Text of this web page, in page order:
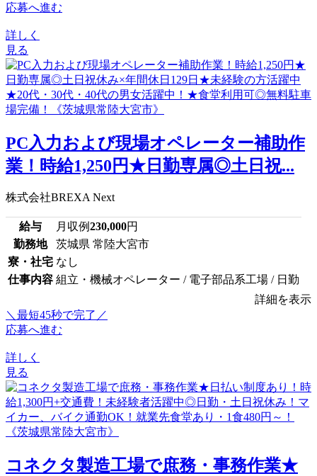
応募へ進む
詳しく
見る
PC入力および現場オペレーター補助作
業！時給1,250円★日勤専属◎土日祝...
株式会社BREXA Next
給与 月収例230,000円
勤務地
茨城県 常陸大宮市
寮・社宅 なし
仕事内容 組立・機械オペレーター / 電子部品系工場 / 日勤
詳細を表示
＼最短45秒で完了／
応募へ進む
詳しく
見る
コネクタ製造工場で庶務・事務作業★